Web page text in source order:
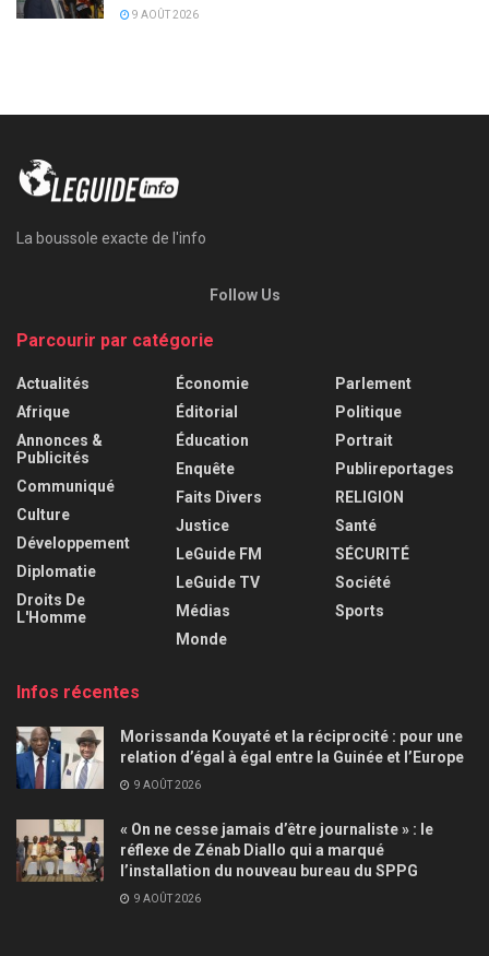
9 AOÛT 2026
La boussole exacte de l'info
Follow Us
Parcourir par catégorie
Actualités
Afrique
Annonces &
Publicités
Communiqué
Culture
Développement
Diplomatie
Droits De
L'Homme
Économie
Éditorial
Éducation
Enquête
Faits Divers
Justice
LeGuide FM
LeGuide TV
Médias
Monde
Parlement
Politique
Portrait
Publireportages
RELIGION
Santé
SÉCURITÉ
Société
Sports
Infos récentes
Morissanda Kouyaté et la réciprocité : pour une
relation d’égal à égal entre la Guinée et l’Europe
9 AOÛT 2026
« On ne cesse jamais d’être journaliste » : le
réflexe de Zénab Diallo qui a marqué
l’installation du nouveau bureau du SPPG
9 AOÛT 2026